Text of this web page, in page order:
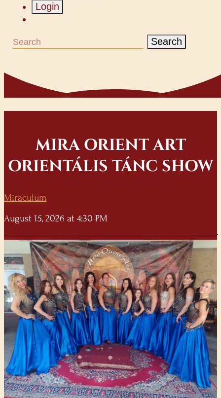
Login
Search
MIRA ORIENT ART
ORIENTÁLIS TÁNC SHOW
Miraculum
August 15, 2026 at 4:30 PM